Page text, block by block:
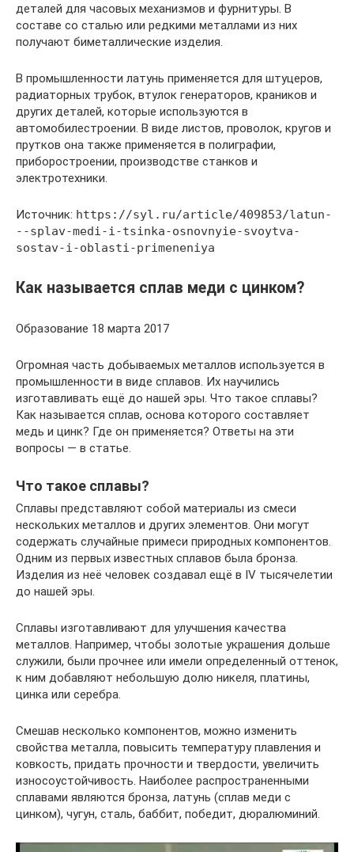
деталей для часовых механизмов и фурнитуры. В
составе со сталью или редкими металлами из них
получают биметаллические изделия.
В промышленности латунь применяется для штуцеров,
радиаторных трубок, втулок генераторов, краников и
других деталей, которые используются в
автомобилестроении. В виде листов, проволок, кругов и
прутков она также применяется в полиграфии,
приборостроении, производстве станков и
электротехники.
Источник: https://syl.ru/article/409853/latun-
--splav-medi-i-tsinka-osnovnyie-svoytva-
sostav-i-oblasti-primeneniya
Как называется сплав меди с цинком?
Образование 18 марта 2017
Огромная часть добываемых металлов используется в
промышленности в виде сплавов. Их научились
изготавливать ещё до нашей эры. Что такое сплавы?
Как называется сплав, основа которого составляет
медь и цинк? Где он применяется? Ответы на эти
вопросы — в статье.
Что такое сплавы?
Сплавы представляют собой материалы из смеси
нескольких металлов и других элементов. Они могут
содержать случайные примеси природных компонентов.
Одним из первых известных сплавов была бронза.
Изделия из неё человек создавал ещё в IV тысячелетии
до нашей эры.
Сплавы изготавливают для улучшения качества
металлов. Например, чтобы золотые украшения дольше
служили, были прочнее или имели определенный оттенок,
к ним добавляют небольшую долю никеля, платины,
цинка или серебра.
Смешав несколько компонентов, можно изменить
свойства металла, повысить температуру плавления и
ковкость, придать прочности и твердости, увеличить
износоустойчивость. Наиболее распространенными
сплавами являются бронза, латунь (сплав меди с
цинком), чугун, сталь, баббит, победит, дюралюминий.